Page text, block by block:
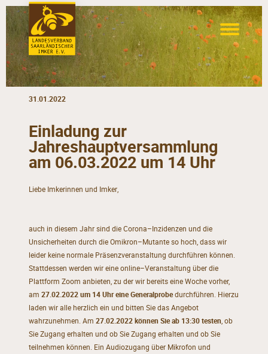
31.01.2022
Einladung zur
Jahreshauptversammlung
am 06.03.2022 um 14 Uhr
Liebe Imkerinnen und Imker,
auch in diesem Jahr sind die Corona–Inzidenzen und die
Unsicherheiten durch die Omikron–Mutantesohoch,dasswir
leiderkeinenormale Präsenzveranstaltung durchführen können.
Stattdessen werden wireine online–Veranstaltung über die
Plattform Zoom anbieten, zu der wir bereits eine Wochevorher,
am 27.02.2022 um 14 Uhr eine Generalprobedurchführen. Hierzu
laden wiralleherzlich ein und bitten Sie das Angebot
wahrzunehmen. Am 27.02.2022können Sieab 13:30testen, ob
SieZugang erhalten und obSieZugang erhalten und ob Sie
teilnehmen können. Ein Audiozugang über Mikrofon und